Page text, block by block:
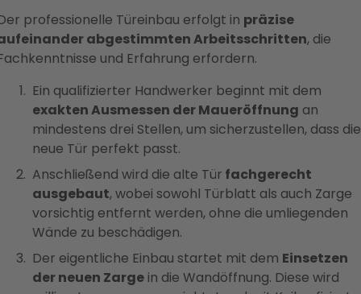
professionelle Türeinbau erfolgt in präzise
abgestimmten Arbeitsschritten, die
und Erfahrung erfordern.
Ein qualifizierter Handwerker beginnt mit dem
exakten Ausmessen der Maueröffnung an
mindestens drei Stellen, um sicherzustellen, dass die
neue Tür perfekt passt.
Anschließend wird die alte Tür fachgerecht
ausgebaut, wobei sowohl Türblatt als auch Zarge
vorsichtig entfernt werden, ohne die umliegenden
Wände zu beschädigen.
Der eigentliche Einbau startet mit dem Einsetzen
der neuen Zargein die Wandöffnung. Diese wird